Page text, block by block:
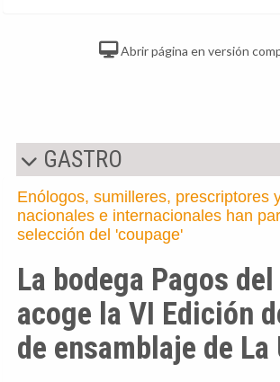
Abrir página en versión
GASTRO
Enólogos, sumilleres, prescriptores
nacionales e internacionales han
selección del 'coupage'
La bodega Pagos del
acoge la VI Edición
de ensamblaje de La